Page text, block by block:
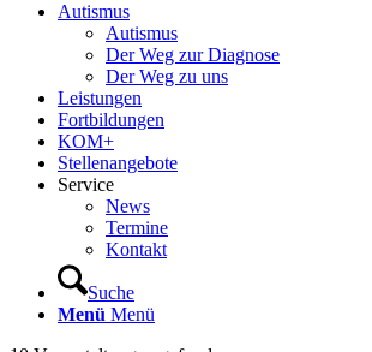
Autismus
Autismus
Der Weg zur Diagnose
Der Weg zu uns
Leistungen
Fortbildungen
KOM+
Stellenangebote
Service
News
Termine
Kontakt
Suche
Menü Menü